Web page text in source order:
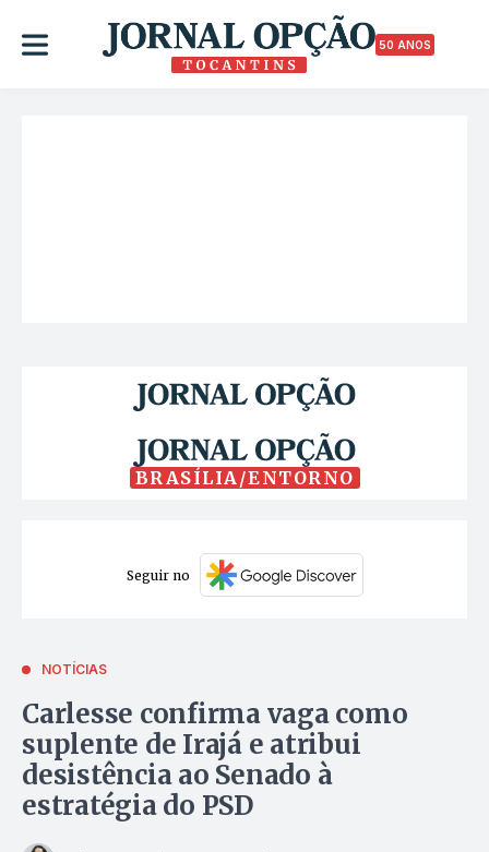
50 ANOS
BRASÍLIA/ENTORNO
Seguir no
NOTÍCIAS
Carlesse confirma vaga como
suplente de Irajá e atribui
desistência ao Senado à
estratégia do PSD